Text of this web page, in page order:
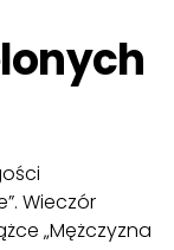
Wieczór
„Mężczyzna